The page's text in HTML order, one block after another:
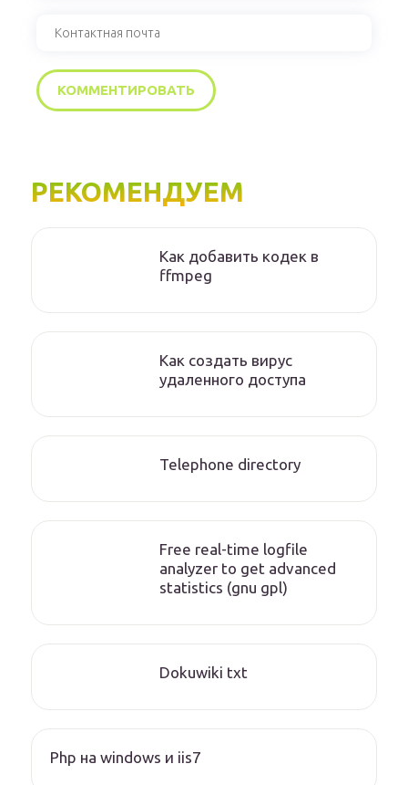
РЕКОМЕНДУЕМ
Как добавить кодек в
ffmpeg
Как создать вирус
удаленного доступа
Telephone directory
Free real-time logfile
analyzer to get advanced
statistics (gnu gpl)
Dokuwiki txt
Php на windows и iis7